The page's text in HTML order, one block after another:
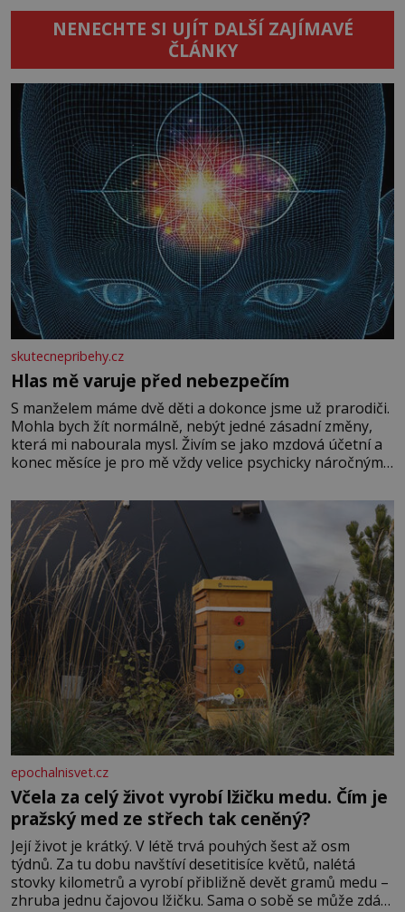
NENECHTE SI UJÍT DALŠÍ ZAJÍMAVÉ
ČLÁNKY
skutecnepribehy.cz
Hlas mě varuje před nebezpečím
S manželem máme dvě děti a dokonce jsme už prarodiči.
Mohla bych žít normálně, nebýt jedné zásadní změny,
která mi nabourala mysl. Živím se jako mzdová účetní a
konec měsíce je pro mě vždy velice psychicky náročným
dál častěji volá o pomoc, co se hlídání týče. Dalo by se
epochalnisvet.cz
Včela za celý život vyrobí lžičku medu. Čím je
pražský med ze střech tak ceněný?
Její život je krátký. V létě trvá pouhých šest až osm
týdnů. Za tu dobu navštíví desetitisíce květů, nalétá
stovky kilometrů a vyrobí přibližně devět gramů medu –
zhruba jednu čajovou lžičku. Sama o sobě se může zdát